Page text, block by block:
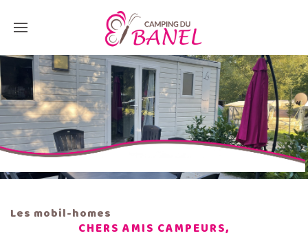
Les mobil-homes
CHERS AMIS CAMPEURS,